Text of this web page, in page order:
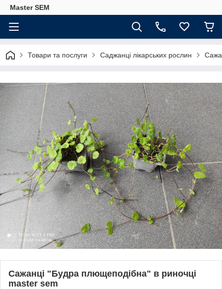
Master SEM
Товари та послуги Саджанці лікарських рослин
Сажанці "Будра плющеподібна" в риночці
master sem